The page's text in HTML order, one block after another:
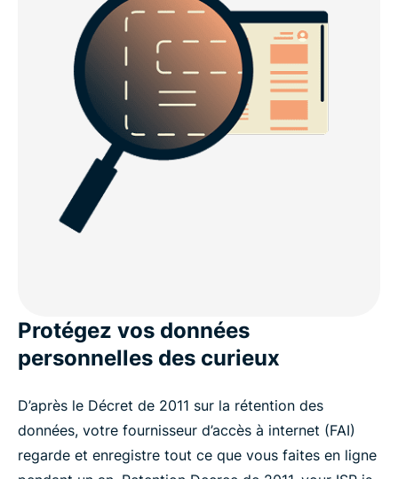
Protégez vos données
personnelles des curieux
D’après le Décret de 2011 sur la rétention des
données, votre fournisseur d’accès à internet (FAI)
regarde et enregistre tout ce que vous faites en ligne